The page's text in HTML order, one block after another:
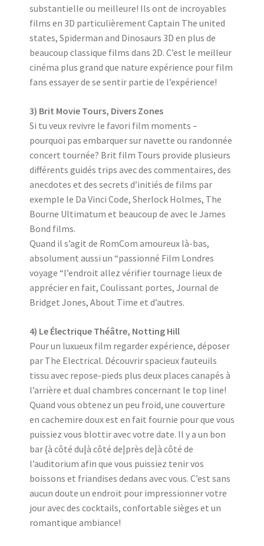
substantielle ou meilleure! Ils ont de incroyables
films en 3D particulièrement Captain The united
states, Spiderman and Dinosaurs 3D en plus de
beaucoup classique films dans 2D. C’est le meilleur
cinéma plus grand que nature expérience pour film
fans essayer de se sentir partie de l’expérience!
3) Brit Movie Tours, Divers Zones
Si tu veux revivre le favori film moments –
pourquoi pas embarquer sur navette ou randonnée
concert tournée? Brit film Tours provide plusieurs
différents guidés trips avec des commentaires, des
anecdotes et des secrets d’initiés de films par
exemple le Da Vinci Code, Sherlock Holmes, The
Bourne Ultimatum et beaucoup de avec le James
Bond films.
Quand il s’agit de RomCom amoureux là-bas,
absolument aussi un “passionné Film Londres
voyage “l’endroit allez vérifier tournage lieux de
apprécier en fait, Coulissant portes, Journal de
Bridget Jones, About Time et d’autres.
4) Le Électrique Théâtre, Notting Hill
Pour un luxueux film regarder expérience, déposer
par The Electrical. Découvrir spacieux fauteuils
tissu avec repose-pieds plus deux places canapés à
l’arrière et dual chambres concernant le top line!
Quand vous obtenez un peu froid, une couverture
en cachemire doux est en fait fournie pour que vous
puissiez vous blottir avec votre date. Il y a un bon
bar {à côté du|à côté de|près de|à côté de
l’auditorium afin que vous puissiez tenir vos
boissons et friandises dedans avec vous. C’est sans
aucun doute un endroit pour impressionner votre
jour avec des cocktails, confortable sièges et un
romantique ambiance!